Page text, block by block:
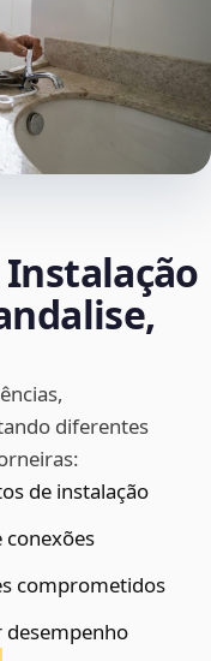
Instalação
diferentes
de instalação
conexões
comprometidos
desempenho